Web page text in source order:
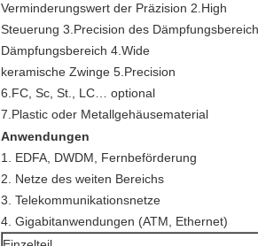
Verminderungswert der Präzision 2.High
Steuerung 3.Precision des
Dämpfungsbereich 4.Wide
keramische Zwinge 5.Precision
6.FC, Sc, St., LC… optional
7.Plastic oder Metallgehäusematerial
Anwendungen
1. EDFA, DWDM, Fernbeförderung
2. Netze des weiten Bereichs
3. Telekommunikationsnetze
4. Gigabitanwendungen (ATM, Ethernet)